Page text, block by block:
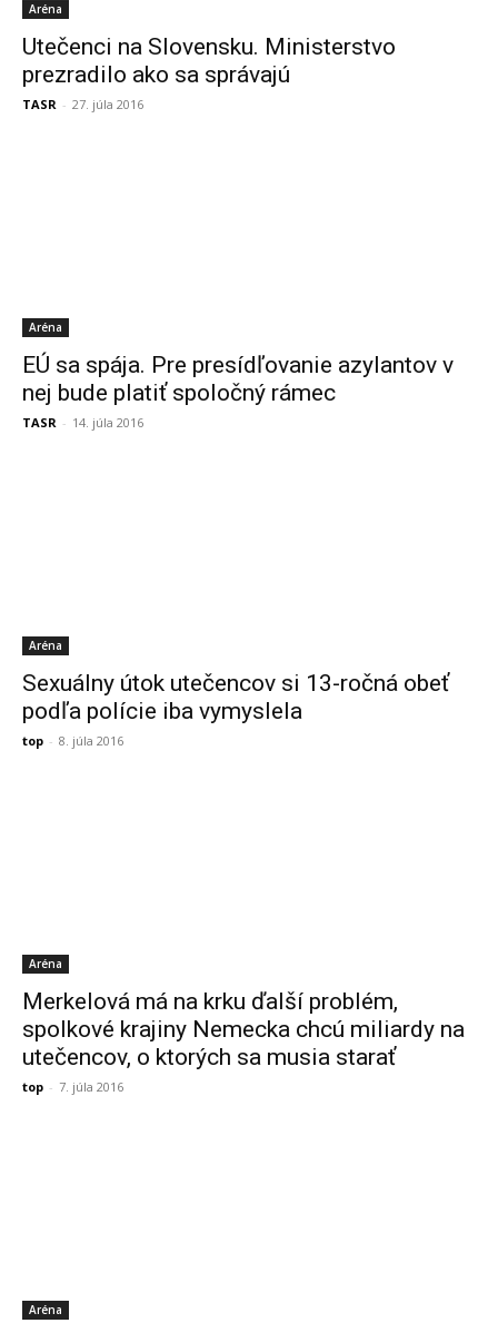
Aréna
Utečenci na Slovensku. Ministerstvo
prezradilo ako sa správajú
TASR - 27. júla 2016
Aréna
EÚ sa spája. Pre presídľovanie azylantov v
nej bude platiť spoločný rámec
TASR - 14. júla 2016
Aréna
Sexuálny útok utečencov si 13-ročná obeť
podľa polície iba vymyslela
top - 8. júla 2016
Aréna
Merkelová má na krku ďalší problém,
spolkové krajiny Nemecka chcú miliardy na
utečencov, o ktorých sa musia starať
top - 7. júla 2016
Aréna